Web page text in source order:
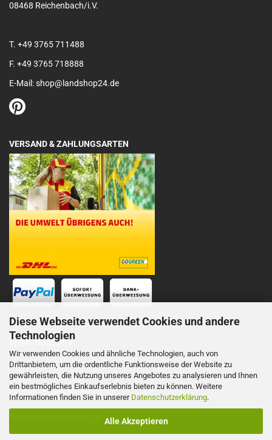
Diese Webseite verwendet Cookies und andere
Technologien
Wir verwenden Cookies und ähnliche Technologien, auch von
Drittanbietern, um die ordentliche Funktionsweise der Website zu
gewährleisten, die Nutzung unseres Angebotes zu analysieren und Ihnen
ein bestmögliches Einkaufserlebnis bieten zu können. Weitere
Informationen finden Sie in unserer Datenschutzerklärung.
Alle Akzeptieren
08468 Reichenbach/i.V.
T. +49 3765 711488
F. +49 3765 718888
E-Mail: shop@landshop24.de
VERSAND & ZAHLUNGSARTEN
DEINE VORTEILE
Schnelle Lieferung
Persönliche Telefonberatung